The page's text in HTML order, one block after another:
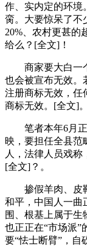
作、实内定的环境
脔。大要惊呆了不
20%、农村更甚的
给么？[全文]！
商家要大白一个
也会被宣布无效。
注册商标无效，任
商标无效。[全文]。
笔者本年6月正
映，要担任全县范
人，法律人员戏称
[全文]？。
掺假羊肉、皮
和平，中国人一曲
围、根基上属于生
也正正在“市场派”
要“怯士断臂”，自